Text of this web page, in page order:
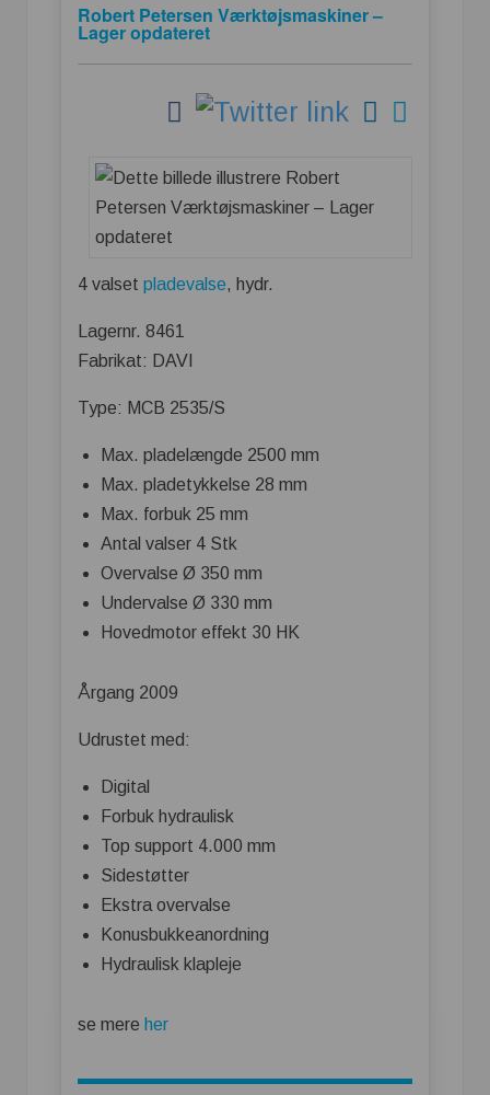
Robert Petersen Værktøjsmaskiner –
Lager opdateret
4 valset pladevalse, hydr.
Lagernr. 8461
Fabrikat: DAVI
Type: MCB 2535/S
Max. pladelængde 2500 mm
Max. pladetykkelse 28 mm
Max. forbuk 25 mm
Antal valser 4 Stk
Overvalse Ø 350 mm
Undervalse Ø 330 mm
Hovedmotor effekt 30 HK
Årgang 2009
Udrustet med:
Digital
Forbuk hydraulisk
Top support 4.000 mm
Sidestøtter
Ekstra overvalse
Konusbukkeanordning
Hydraulisk klapleje
se mere her